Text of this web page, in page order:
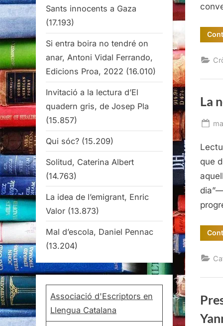
La
que
Sants innocents a Gaza
(17.193)
Si entra boira no tendré on
anar, Antoni Vidal Ferrando,
Edicions Proa, 2022 (16.010)
Invitació a la lectura d’El
quadern gris, de Josep Pla
(15.857)
Qui sóc? (15.209)
Solitud, Caterina Albert
(14.763)
La idea de l’emigrant, Enric
Valor (13.873)
Mal d’escola, Daniel Pennac
(13.204)
Associació d'Escriptors en
Llengua Catalana